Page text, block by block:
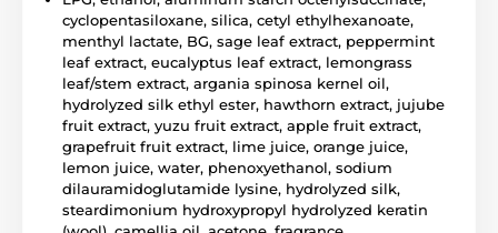
cyclopentasiloxane, silica, cetyl ethylhexanoate,
menthyl lactate, BG, sage leaf extract, peppermint
leaf extract, eucalyptus leaf extract, lemongrass
leaf/stem extract, argania spinosa kernel oil,
hydrolyzed silk ethyl ester, hawthorn extract, jujube
fruit extract, yuzu fruit extract, apple fruit extract,
grapefruit fruit extract, lime juice, orange juice,
lemon juice, water, phenoxyethanol, sodium
dilauramidoglutamide lysine, hydrolyzed silk,
steardimonium hydroxypropyl hydrolyzed keratin